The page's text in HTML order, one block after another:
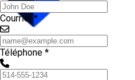
Courriel *
Téléphone *